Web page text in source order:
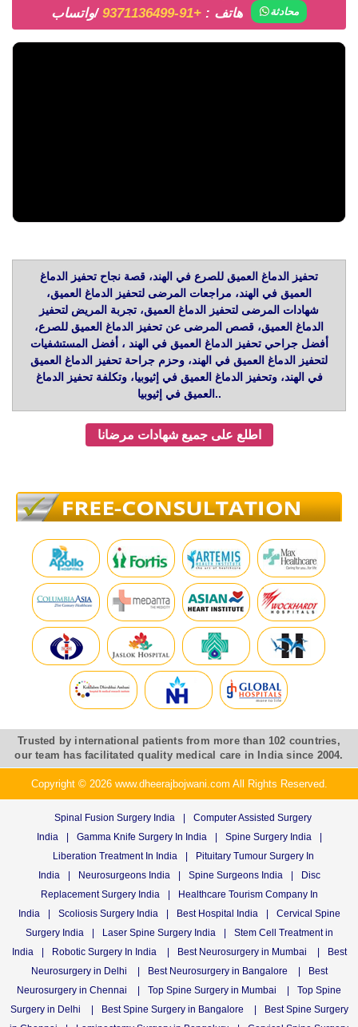
هاتف : +91-9371136499 /واتساب محادثة
تحفيز الدماغ العميق للصرع في الهند، قصة نجاح تحفيز الدماغ
العميق في الهند، مراجعات المرضى لتحفيز الدماغ العميق،
شهادات المرضى لتحفيز الدماغ العميق، تجربة المريض لتحفيز
الدماغ العميق، قصص المرضى عن تحفيز الدماغ العميق للصرع،
أفضل جراحي تحفيز الدماغ العميق في الهند ، أفضل المستشفيات
لتحفيز الدماغ العميق في الهند، وحزم جراحة تحفيز الدماغ العميق
في الهند، وتحفيز الدماغ العميق في إثيوبيا، وتكلفة تحفيز الدماغ
العميق في إثيوبيا..
اطلع على جميع شهادات مرضانا
Trusted by international patients from more than 102 countries,
our team has facilitated quality medical care in India since 2004.
Copyright © 2026 www.dheerajbojwani.com All Rights Reserved.
Spinal Fusion Surgery India
Computer Assisted Surgery
India
Gamma Knife Surgery In India Spine Surgery India
Liberation Treatment In India
Pituitary Tumour Surgery In
India
Neurosurgeons India Spine Surgeons India
Disc
Replacement Surgery India
Healthcare Tourism Company In
India
Scoliosis Surgery India Best Hospital India
Cervical Spine
Surgery India
Laser Spine Surgery India
Stem Cell Treatment in
India
Robotic Surgery In India Best Neurosurgery in Mumbai
Best
Neurosurgery in Delhi
Best Neurosurgery in Bangalore
Best
Neurosurgery in Chennai
Top Spine Surgery in Mumbai
Top Spine
Surgery in Delhi
Best Spine Surgery in Bangalore
Best Spine Surgery